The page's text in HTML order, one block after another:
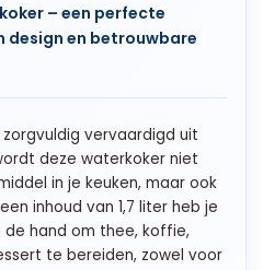
– een perfecte
design en betrouwbare
vervaardigd uit
deze waterkoker niet
in je keuken, maar ook
inhoud van 1,7 liter heb je
hand om thee, koffie,
te bereiden, zowel voor